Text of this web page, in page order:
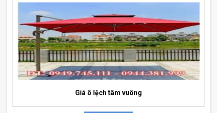
Giá ô lệch tâm vuông